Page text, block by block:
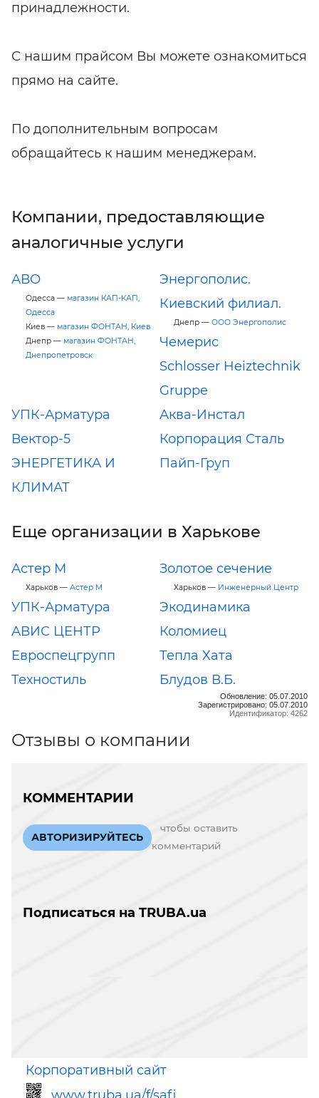
принадлежности.
С нашим прайсом Вы можете ознакомиться
прямо на сайте.
По дополнительным вопросам
обращайтесь к нашим менеджерам.
Компании, предоставляющие
аналогичные услуги
АВО
Одесса — магазин КАП-КАП,
Одесса
Киев — магазин ФОНТАН, Киев
Днепр — магазин ФОНТАН,
Днепропетровск
Энергополис.
Киевский филиал.
Днепр — ООО Энергополис
Чемерис
Schlosser Heiztechnik
Gruppe
УПК-Арматура
Аква-Инстал
Вектор-5
Корпорация Сталь
ЭНЕРГЕТИКА И
КЛИМАТ
Пайп-Груп
Еще организации в Харькове
Астер М
Харьков — Астер М
Золотое сечение
Харьков — Инженерный Центр
УПК-Арматура
Экодинамика
АВИС ЦЕНТР
Коломиец
Евроспецгрупп
Тепла Хата
Техностиль
Блудов В.Б.
Обновление: 05.07.2010
Зарегистрировано: 05.07.2010
Идентификатор: 4262
Отзывы о компании
КОММЕНТАРИИ
АВТОРИЗИРУЙТЕСЬ
чтобы оставить
комментарий
Подписаться на TRUBA.ua
Корпоративный сайт
www.truba.ua/f/safi